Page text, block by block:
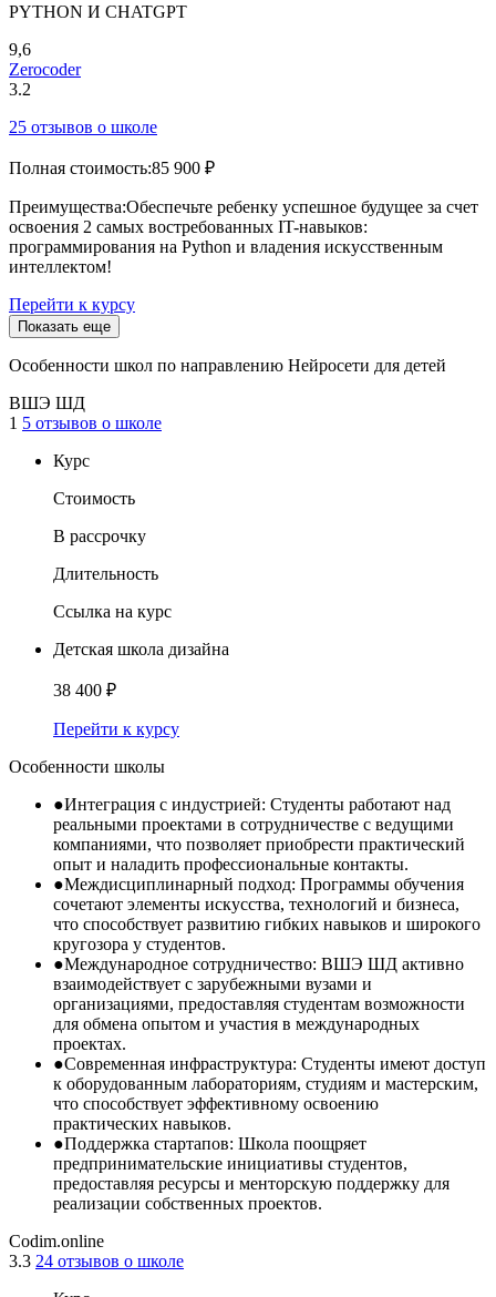
PYTHON И CHATGPT
9,6
Zerocoder
3.2
25 отзывов о школе
Полная стоимость:85 900 ₽
Преимущества:Обеспечьте ребенку успешное будущее за счет
освоения 2 самых востребованных IT-навыков:
программирования на Python и владения искусственным
интеллектом!
Перейти к курсу
Показать еще
Особенности школ по направлению Нейросети для детей
ВШЭ ШД
1 5 отзывов о школе
Курс
Стоимость
В рассрочку
Длительность
Ссылка на курс
Детская школа дизайна
38 400 ₽
Перейти к курсу
Особенности школы
●Интеграция с индустрией: Студенты работают над
реальными проектами в сотрудничестве с ведущими
компаниями, что позволяет приобрести практический
опыт и наладить профессиональные контакты.
●Междисциплинарный подход: Программы обучения
сочетают элементы искусства, технологий и бизнеса,
что способствует развитию гибких навыков и широкого
кругозора у студентов.
●Международное сотрудничество: ВШЭ ШД активно
взаимодействует с зарубежными вузами и
организациями, предоставляя студентам возможности
для обмена опытом и участия в международных
проектах.
●Современная инфраструктура: Студенты имеют доступ
к оборудованным лабораториям, студиям и мастерским,
что способствует эффективному освоению
практических навыков.
●Поддержка стартапов: Школа поощряет
предпринимательские инициативы студентов,
предоставляя ресурсы и менторскую поддержку для
реализации собственных проектов.
Codim.online
3.3 24 отзывов о школе